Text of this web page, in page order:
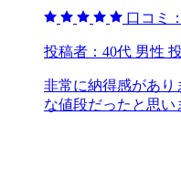
口コミ：
投稿者： 40代 男性
非常に納得感があり
な値段だったと思い